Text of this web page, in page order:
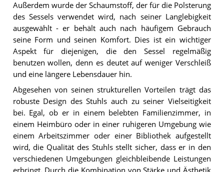
Außerdem wurde der Schaumstoff, der für die Polsterung
des Sessels verwendet wird, nach seiner Langlebigkeit
ausgewählt - er behält auch nach häufigem Gebrauch
seine Form und seinen Komfort. Dies ist ein wichtiger
Aspekt für diejenigen, die den Sessel regelmäßig
benutzen wollen, denn es deutet auf weniger Verschleiß
und eine längere Lebensdauer hin.
Abgesehen von seinen strukturellen Vorteilen trägt das
robuste Design des Stuhls auch zu seiner Vielseitigkeit
bei. Egal, ob er in einem belebten Familienzimmer, in
einem Heimbüro oder in einer ruhigeren Umgebung wie
einem Arbeitszimmer oder einer Bibliothek aufgestellt
wird, die Qualität des Stuhls stellt sicher, dass er in den
verschiedenen Umgebungen gleichbleibende Leistungen